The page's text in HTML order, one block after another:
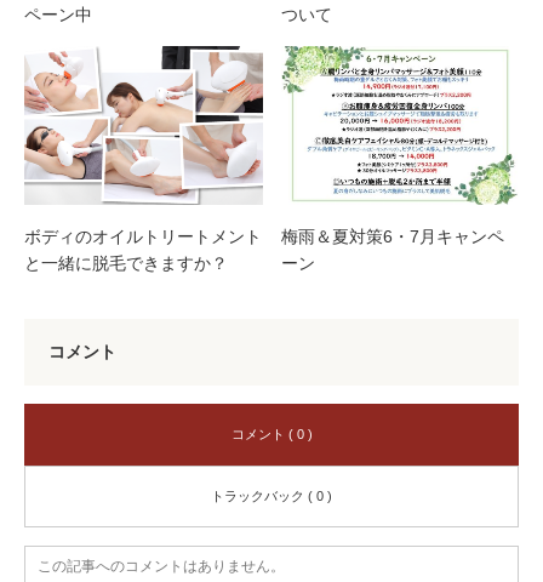
ペーン中
ついて
ボディのオイルトリートメント
と一緒に脱毛できますか？
梅雨＆夏対策6・7月キャンペ
ーン
コメント
コメント ( 0 )
トラックバック ( 0 )
この記事へのコメントはありません。